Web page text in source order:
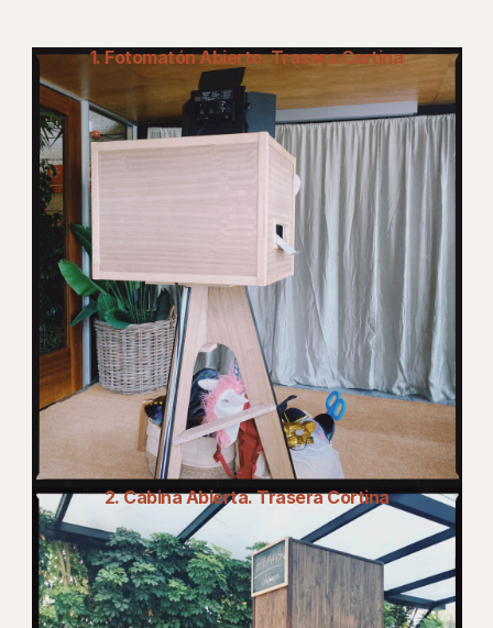
1. Fotomatón Abierto. Trasera Cortina
2. Cabina Abierta. Trasera Cortina